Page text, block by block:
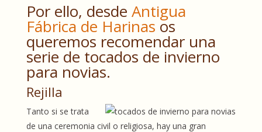
Por ello, desde Antigua
Fábrica de Harinas os
queremos recomendar una
serie de tocados de invierno
para novias.
Rejilla
Tanto si se trata
de una ceremonia civil o religiosa, hay una gran